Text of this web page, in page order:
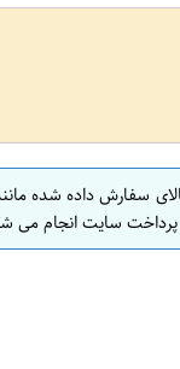
سفارش داده شده
سایت انجام می